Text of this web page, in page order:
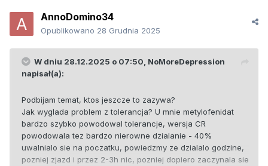
AnnoDomino34
Opublikowano 28 Grudnia 2025
W dniu 28.12.2025 o 07:50, NoMoreDepression
napisał(a):
Podbijam temat, ktos jeszcze to zazywa?
Jak wyglada problem z tolerancja? U mnie metylofenidat
bardzo szybko powodowal tolerancje, wersja CR
powodowala tez bardzo nierowne dzialanie - 40%
uwalnialo sie na poczatku, powiedzmy ze dzialalo godzine,
pozniej zjazd i przez 2-3h nic, pozniej dopiero zaczynala sie